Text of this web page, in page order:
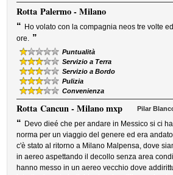
RottaPalermo - Milano
“ Ho volato con la compagnia neos tre volte
ore. ”
Puntualità
Servizio a Terra
Servizio a Bordo
Pulizia
Convenienza
RottaCancun - Milano mxp Pilar
“ Devo dieé che per andare in Messico si ci
norma per un viaggio del genere ed era
c'è stato al ritorno a Milano Malpensa, dove
in aereo aspettando il decollo senza area
hanno messo in un aereo vecchio dove